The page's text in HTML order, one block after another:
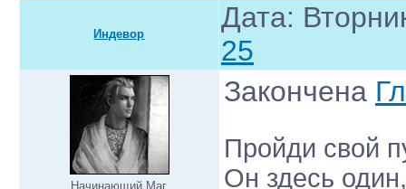
Индевор
Дата:
25
Начинающий Маг
Закончена
Пройди свой
Он здесь